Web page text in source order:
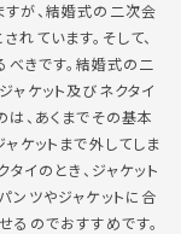
が、結婚式の二次会
ています。そして、
べきです。結婚式の二
ャケット及びネクタイ
は、あくまでその基本
ケットまで外してしま
イのとき、ジャケット
ンツやジャケットに合
るのでおすすめです。